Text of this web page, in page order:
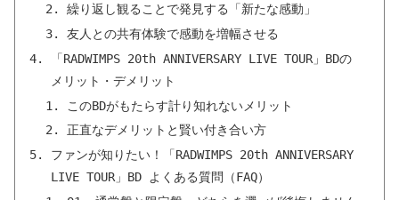
繰り返し観ることで発見する「新たな感動」
友人との共有体験で感動を増幅させる
「RADWIMPS 20th ANNIVERSARY LIVE TOUR」BDの
メリット・デメリット
このBDがもたらす計り知れないメリット
正直なデメリットと賢い付き合い方
ファンが知りたい！「RADWIMPS 20th ANNIVERSARY
LIVE TOUR」BD よくある質問（FAQ）